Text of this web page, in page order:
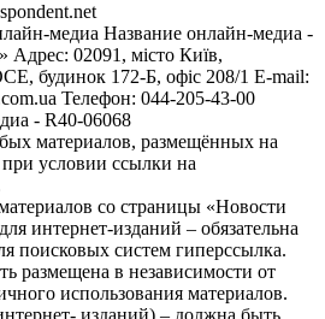
медиа Название онлайн-медиа -
Адрес: 02091, місто Київ,
будинок 172-Б, офіс 208/1 E-mail:
Телефон: 044-205-43-00
- R40-06068
материалов, размещённых на
при условии ссылки на
со страницы «Новости
интернет-изданий – обязательна
поисковых систем гиперссылка.
размещена в независимости от
использования материалов.